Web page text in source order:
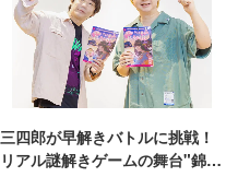
三四郎が早解きバトルに挑戦！
リアル謎解きゲームの舞台"錦糸